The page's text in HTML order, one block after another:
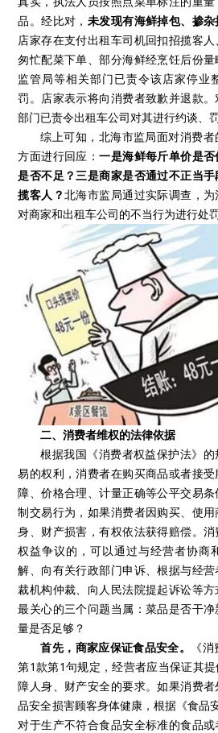
品。经比对， 未发现有海鲜掉包、掺杂
店家存在支付出租车司机回扣招揽客
匆忙配菜下单、部分海鲜经烹饪后份
监管局等相关部门已责令该店家停业
罚。店家表示将向消费者致歉并退款
部门已责令出租车公司对其进行约谈、
综上可知，北海市监局面对消费
方面进行回应：一是海鲜每斤单价是
是否不足？三是商家是否通过不正当
揽客人？北海市监局通过实际调查，
对商家和出租车公司的不当行为进行处罚
二、消费者维权的法律依据
根据我国《消费者权益保护法》
易的权利，消费者在购买商品或者接
障、价格合理、计量正确等公平交易
制交易行为，如果消费者因购买、使
身、财产损害，有权依法获得赔偿。
权益争议的，可以通过与经营者协商
解、向有关行政部门申诉、根据与经
裁机构仲裁、向人民法院提起诉讼等方
最关心的三个问题当属：菜品是否干
量是否足够？
首先，商家应保证食品安全。
《
第1款第1句规定，经营者应当保证其
障人身、财产安全的要求。如果消费
品安全损害顾客身体健康，根据《食品
对于生产不符合食品安全标准的食品